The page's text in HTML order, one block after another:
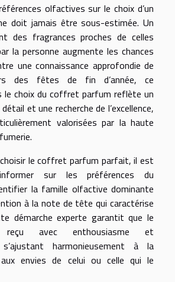
olfactives sur le choix d’un
doit jamais être sous-estimée. Un
des fragrances proches de celles
la personne augmente les chances
une connaissance approfondie de
des fêtes de fin d’année, ce
le choix du coffret parfum reflète un
et une recherche de l’excellence,
valorisées par la haute
le coffret parfum parfait, il est
sur les préférences du
la famille olfactive dominante
à la note de tête qui caractérise
démarche experte garantit que le
avec enthousiasme et
s’ajustant harmonieusement à la
envies de celui ou celle qui le